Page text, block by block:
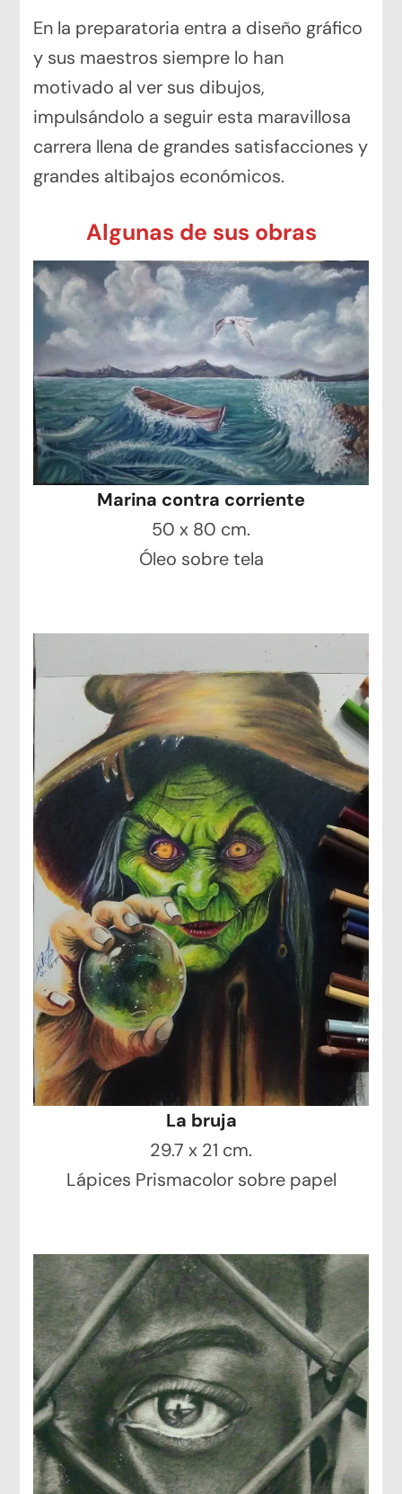
En la preparatoria entra a diseño gráfico
y sus maestros siempre lo han
motivado al ver sus dibujos,
impulsándolo a seguir esta maravillosa
carrera llena de grandes satisfacciones y
grandes altibajos económicos.
Algunas de sus obras
Marina contra corriente
50 x 80 cm.
Óleo sobre tela
La bruja
29.7 x 21 cm.
Lápices Prismacolor sobre papel